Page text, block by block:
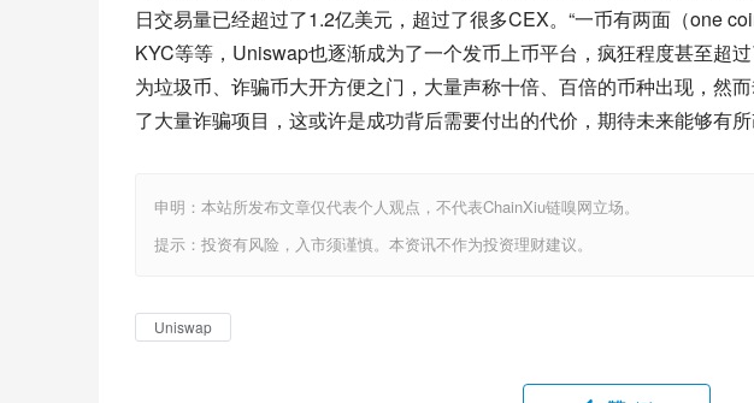
日交易量已经超过了1.2亿美元，超过了很多CEX。“一币有两面（one
KYC等等，Uniswap也逐渐成为了一个发币上币平台，疯狂程度甚至超
为垃圾币、诈骗币大开方便之门，大量声称十倍、百倍的币种出现，然
了大量诈骗项目，这或许是成功背后需要付出的代价，期待未来能够有所
申明：本站所发布文章仅代表个人观点，不代表ChainXiu链嗅网立场。
提示：投资有风险，入市须谨慎。本资讯不作为投资理财建议。
Uniswap